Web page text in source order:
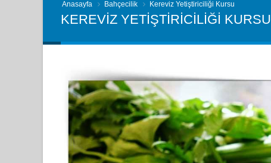
Anasayfa Bahçecilik Kereviz Yetiştiriciliği Kursu
KEREVIZ YETIŞTIRICILIĞI KURSU